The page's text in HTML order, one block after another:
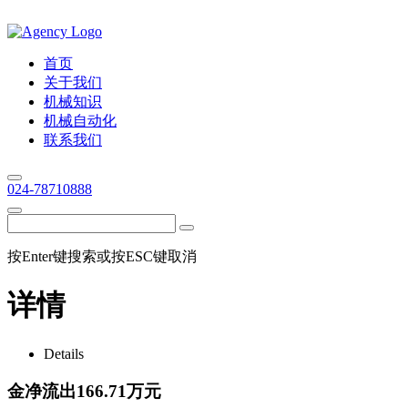
首页
关于我们
机械知识
机械自动化
联系我们
024-78710888
按Enter键搜索或按ESC键取消
详情
Details
金净流出166.71万元